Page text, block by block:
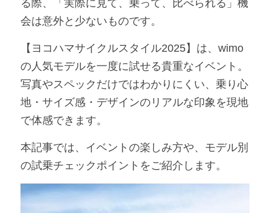
よくあるご質問
ユーザークラブ
アンバサダー募集
る際、「実際に見て、乗って、比べられる」機
会は意外と少ないものです。
【ヨコハマサイクルスタイル2025】は、wimo
の人気モデルを一度に試せる貴重なイベント。
写真やスペックだけではわかりにくい、乗り心
地・サイズ感・デザインのリアルな印象を現地
で体感できます。
本記事では、イベントの楽しみ方や、モデル別
の試乗チェックポイントをご紹介します。